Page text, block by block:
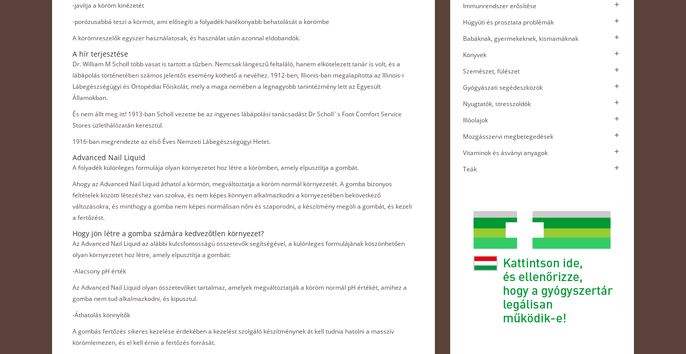
-javítja a köröm kinézetét
-porózusabbá teszi a körmöt, ami elősegíti a folyadék hatékonyabb behatolását a körömbe
A körömreszelők egyszer használatosak, és használat után azonnal eldobandók.
A hír terjesztése
Dr. William M Scholl több vasat is tartott a tűzben. Nemcsak lángeszű feltaláló, hanem elkötelezett tanár is volt, és a
lábápolás történetében számos jelentős esemény köthető a nevéhez. 1912-ben, Illionis-ban megalapította az Illinois-i
Lábegészségügyi és Ortopédiai Főiskolát, mely a maga nemében a legnagyobb tanintézmény lett az Egyesült
Államokban.
És nem állt meg itt! 1913-ban Scholl vezette be az ingyenes lábápolási tanácsadást Dr Scholl´s Foot Comfort Service
Stores üzlethálózatán keresztül.
1916-ban megrendezte az első Éves Nemzeti Lábegészségügyi Hetet.
Advanced Nail Liquid
A folyadék különleges formulája olyan környezetet hoz létre a körömben, amely elpusztítja a gombát.
Ahogy az Advanced Nail Liquid áthatol a körmön, megváltoztatja a köröm normál környezetét. A gomba bizonyos
feltételek közötti létezéshez van szokva, és nem képes könnyen alkalmazkodni a környezetében bekövetkező
változásokra, és minthogy a gomba nem képes normálisan nőni és szaporodni, a készítmény megöli a gombát, és kezeli
a fertőzést.
Hogy jön létre a gomba számára kedvezőtlen környezet?
Az Advanced Nail Liquid az alábbi kulcsfontosságú összetevők segítségével, a különleges formulájának köszönhetően
olyan környezetet hoz létre, amely elpusztítja a gombát:
-Alacsony pH érték
Az Advanced Nail Liquid olyan összetevőket tartalmaz, amelyek megváltoztatják a köröm normál pH értékét, amihez a
gomba nem tud alkalmazkodni, és kipusztul.
-Áthatolás könnyítők
A gombás fertőzés sikeres kezelése érdekében a kezelést szolgáló készítménynek át kell tudnia hatolni a masszív
körömlemezen, és el kell érnie a fertőzés forrását.
Immunrendszer erősítése
Húgyúti és prosztata problémák
Babáknak, gyermekeknek, kismamáknak
Könyvek
Szemészet, fülészet
Gyógyászati segédeszközök
Nyugtatók, stresszoldók
Illóolajok
Mozgásszervi megbetegedések
Vitaminok és ásványi anyagok
Teák